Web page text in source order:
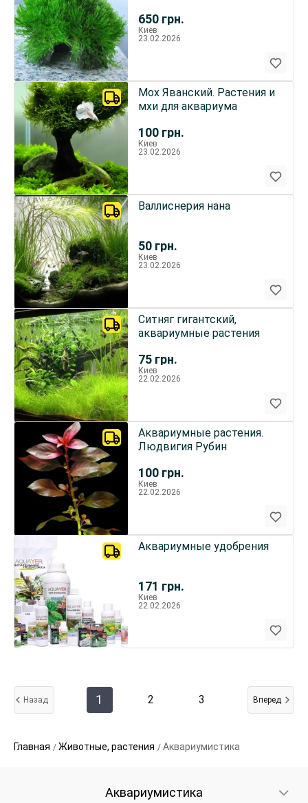
650 грн.
Киев
23.02.2026
100 грн.
Мох Яванский. Растения и
мхи для аквариума
Киев
23.02.2026
50 грн.
Валлиснерия нана
Киев
23.02.2026
75 грн.
Ситняг гигантский,
аквариумные растения
Киев
22.02.2026
100 грн.
Аквариумные растения.
Людвигия Рубин
Киев
22.02.2026
171 грн.
Аквариумные удобрения
Киев
22.02.2026
Назад 1 2 3 Вперед
Главная Животные, растения Аквариумистика
Аквариумистика